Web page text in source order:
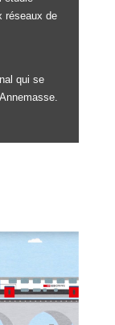
réseaux de
qui se